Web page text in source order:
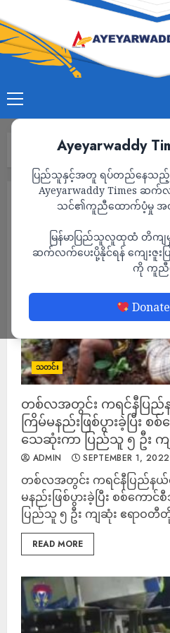
Ayeyarwaddy
ပြည်သူနှင့်အတူ ရပ်တည်နေသ
Ayeyarwaddy Times
သင်၏ကူညီထောက်ပံ့မှု အ
မြန်မာပြည်သူလူထုထံ တိကျ
ဆက်လက်ပေးပို့နိုင်ရန် ကျေးဇူးပ
ကို ကူညီပ
သတင်း Page 1,590
သတင်း
သတင်း
တစ်လအတွင်း ကရင်နီပြ
ကြိမ်မနည်းဖြစ်ပွားခဲ့ပြီး
သေဆုံးကာ ပြည်သူ ၅ ဦး က
ADMIN SEPTEMBER 1, 2022
တစ်လအတွင်း ကရင်နီပြည်န
မနည်းဖြစ်ပွားခဲ့ပြီး စစ်ကေ
ပြည်သူ ၅ ဦး ကျဆုံး ဧရာဝ
READ MORE